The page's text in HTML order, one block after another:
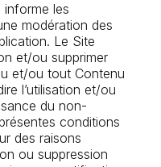
les
modération des
Le Site
et/ou supprimer
et/ou tout Contenu
l’utilisation et/ou
du non-
conditions
des raisons
ou suppression